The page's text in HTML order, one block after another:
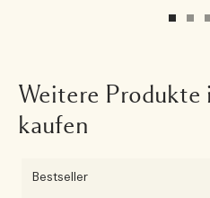
Weitere Produkte
kaufen
Bestseller